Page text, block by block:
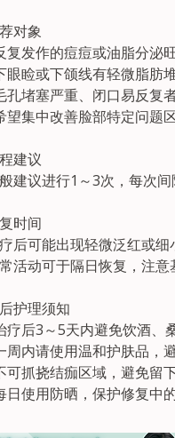
对象
复发作的痘痘或油脂分泌
眼睑或下颌线有轻微脂肪
孔堵塞严重、闭口易反复
望集中改善脸部特定问题
建议
建议进行1～3次，每次
时间
后可能出现轻微泛红或
活动可于隔日恢复，注
护理须知
疗后3～5天内避免饮酒、
周内请使用温和护肤品，
可抓挠结痂区域，避免留
日使用防晒，保护修复中